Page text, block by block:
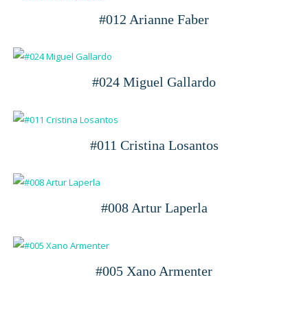
#012 Arianne Faber
#024 Miguel Gallardo
#011 Cristina Losantos
#008 Artur Laperla
#005 Xano Armenter